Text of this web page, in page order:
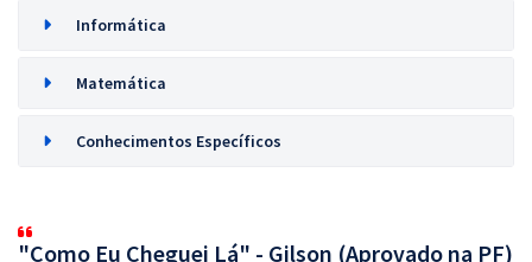
Informática
Matemática
Conhecimentos Específicos
"Como Eu Cheguei Lá" - Gilson (Aprovado na PF)